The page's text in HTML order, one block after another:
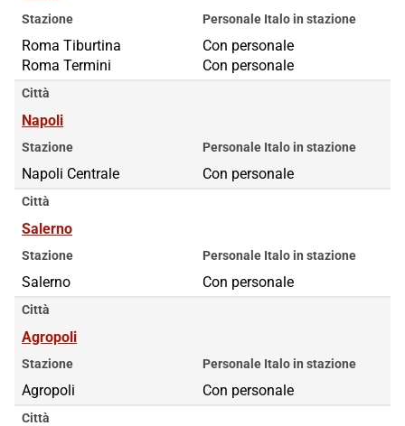
Stazione
Roma Tiburtina
Roma Termini
Personale Italo in stazione
Roma Tiburtina
Con personale
Roma Termini
Con personale
Città
Napoli
Stazione
Napoli Centrale
Personale Italo in stazione
Con personale
Città
Salerno
Stazione
Salerno
Personale Italo in stazione
Con personale
Città
Agropoli
Stazione
Agropoli
Personale Italo in stazione
Con personale
Città